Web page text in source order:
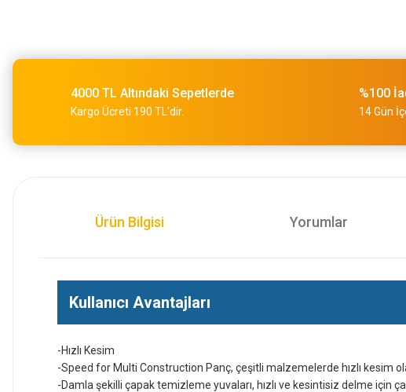
4000 TL Altındaki Sepetlerde
Kargo Ücreti 190 TL'dir.
%100
14 Gün
Ürün Bilgisi Yorumlar
Kullanıcı Avantajları
-Hızlı Kesim
-Speed for Multi Construction Panç, çeşitli malzemelerde hızlı kesim
-Damla şekilli çapak temizleme yuvaları, hızlı ve kesintisiz delme için